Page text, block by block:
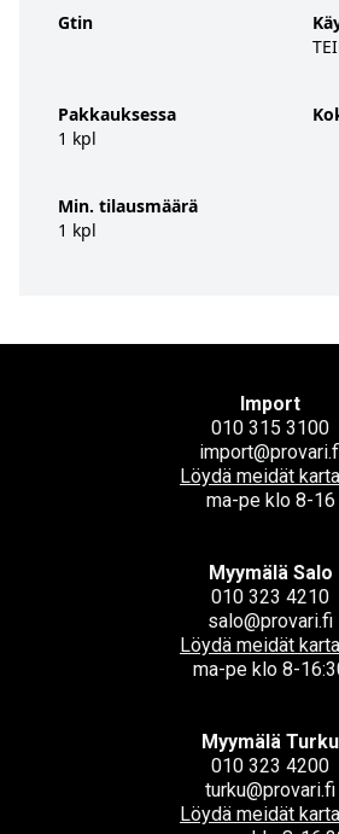
Gtin
Pakkauksessa
1 kpl
Min. tilausmäärä
1 kpl
Import
010 315 3100
Löydä meidät
ma-pe klo 8-16
Myymälä Salo
010 323 4210
salo@provari.fi
Löydä meidät
ma-pe klo 8-
Myymälä Turku
010 323 4200
turku@provari.fi
Löydä meidät